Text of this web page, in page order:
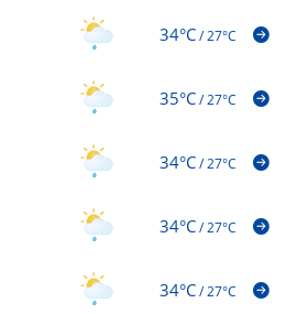
34°C/27°C
35°C/27°C
34°C/27°C
34°C/27°C
34°C/27°C